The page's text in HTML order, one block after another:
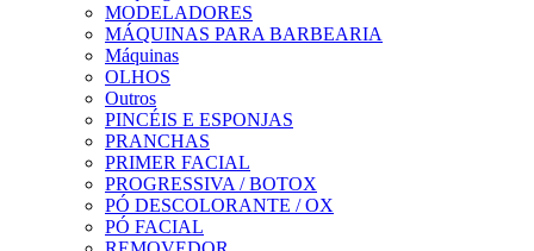
MODELADORES
MÁQUINAS PARA BARBEARIA
Máquinas
OLHOS
Outros
PINCÉIS E ESPONJAS
PRANCHAS
PRIMER FACIAL
PROGRESSIVA / BOTOX
PÓ DESCOLORANTE / OX
PÓ FACIAL